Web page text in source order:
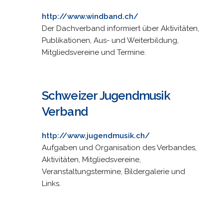
http://www.windband.ch/
Der Dachverband informiert über Aktivitäten,
Publikationen, Aus- und Weiterbildung,
Mitgliedsvereine und Termine.
Schweizer Jugendmusik
Verband
http://www.jugendmusik.ch/
Aufgaben und Organisation des Verbandes,
Aktivitäten, Mitgliedsvereine,
Veranstaltungstermine, Bildergalerie und
Links.